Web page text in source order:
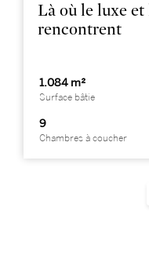
Là où le luxe et
rencontrent
1.084 m²
Surface bâtie
9
Chambres à coucher